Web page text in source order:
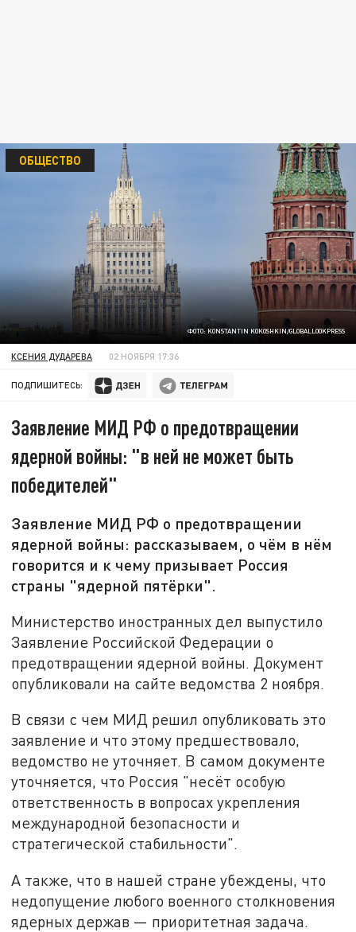
ФОТО: KONSTANTIN KOKOSHKIN/GLOBALLOOKPRESS
ОБЩЕСТВО
КСЕНИЯ ДУДАРЕВА 02 НОЯБРЯ 17:36
ПОДПИШИТЕСЬ:
Заявление МИД РФ о предотвращении
ядерной войны: "в ней не может быть
победителей"
Заявление МИД РФ о предотвращении
ядерной войны: рассказываем, о чём в нём
говорится и к чему призывает Россия
страны "ядерной пятёрки".
Министерство иностранных дел выпустило
Заявление Российской Федерации о
предотвращении ядерной войны. Документ
опубликовали на сайте ведомства 2 ноября.
В связи с чем МИД решил опубликовать это
заявление и что этому предшествовало,
ведомство не уточняет. В самом документе
уточняется, что Россия "несёт особую
ответственность в вопросах укрепления
международной безопасности и
стратегической стабильности".
А также, что в нашей стране убеждены, что
недопущение любого военного столкновения
ядерных держав — приоритетная задача.